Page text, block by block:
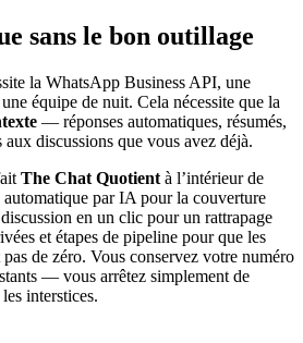
sans le bon outillage
la WhatsApp Business API, une
équipe de nuit. Cela nécessite que la
— réponses automatiques, résumés,
aux discussions que vous avez déjà.
The Chat Quotient à l’intérieur de
par IA pour la couverture
en un clic pour un rattrapage
et étapes de pipeline pour que les
de zéro. Vous conservez votre numéro
— vous arrêtez simplement de
interstices.